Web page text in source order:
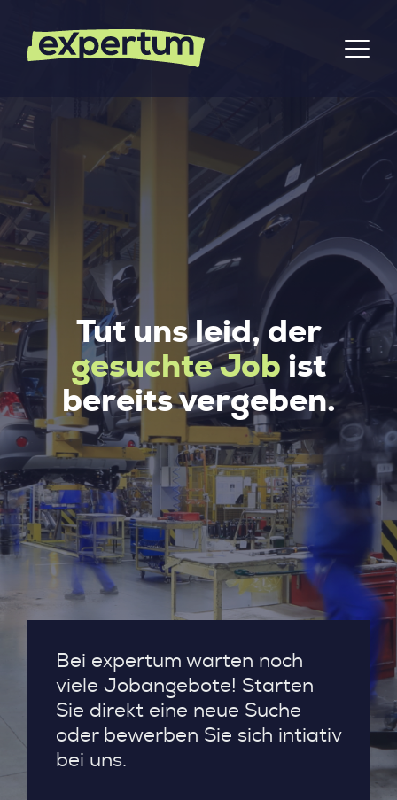
Tut uns leid, der
gesuchte Job ist
bereits vergeben.
Bei expertum warten noch
viele Jobangebote! Starten
Sie direkt eine neue Suche
oder bewerben Sie sich intiativ
bei uns.